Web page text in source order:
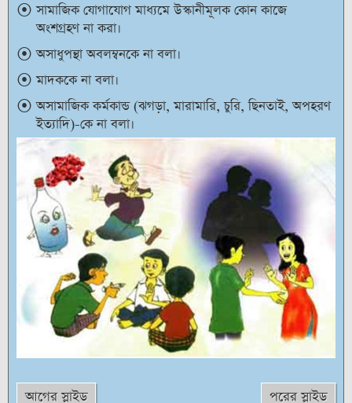
সামাজিক যোগাযোগ মাধ্যমে উস্কানীমূলক কোন কাজে
অংশগ্রহণ না করা।
অসাধুপন্থা অবলম্বনকে না বলা।
মাদককে না বলা।
অসামাজিক কর্মকান্ড (ঝগড়া, মারামারি, চুরি, ছিনতাই, অপহরণ
ইত্যাদি)-কে না বলা।
পরের স্লাইড
আগের স্লাইড